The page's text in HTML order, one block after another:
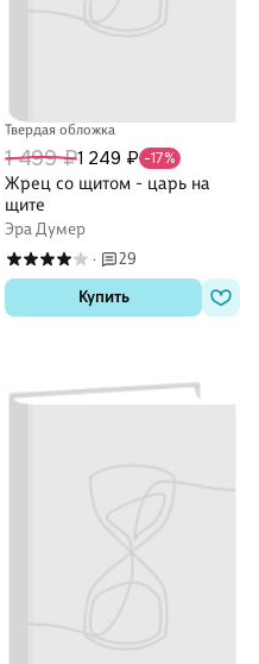
Твердая обложка
1 499 ₽1 249 ₽ -17%
Жрец со щитом - царь на
щите
Эра Думер
·
29
Купить